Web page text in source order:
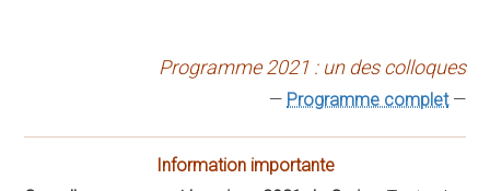
visioconférence formule hybride
a permis de
qualités d'échange, de création collective
convivialitéqui font la marque de
l'Association des Amis de Pontigny-Cerisyont pu
pour assisteren distancielà l'ensemble des